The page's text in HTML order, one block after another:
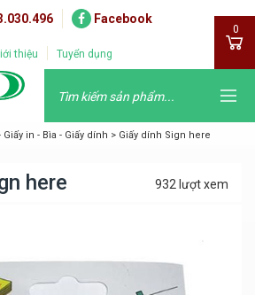
Facebook
thiệu Tuyển dụng
0
Giấy in - Bìa - Giấy dính > Giấy dính Sign here
here 932 lượt xem